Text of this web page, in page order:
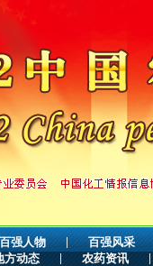
百强人物 |
百强风采
方动态 | 农药资讯 |